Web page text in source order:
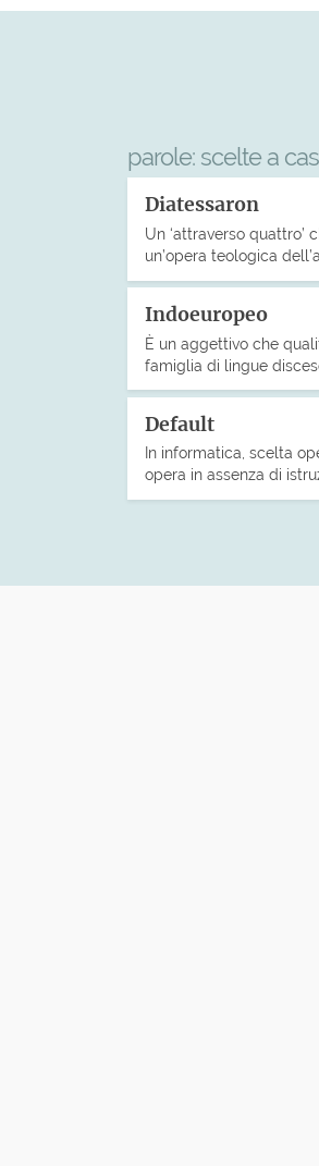
parole: scelte a
Diatessaron
Un ‘attraverso quattro’
un’opera teologica
Indoeuropeo
È un aggettivo che
famiglia di lingue
Default
In informatica, scelta
opera in assenza di